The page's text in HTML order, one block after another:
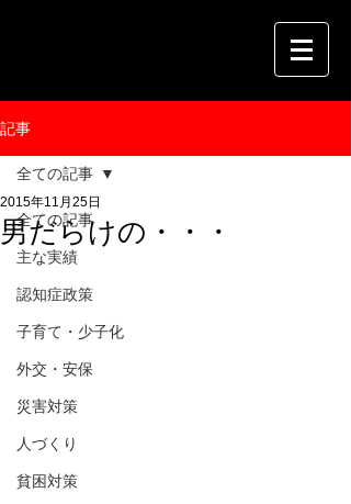
記事
全ての記事
主な実績
認知症政策
子育て・少子化
外交・安保
災害対策
人づくり
貧困対策
全ての記事
男だらけの・・・
2015年11月25日